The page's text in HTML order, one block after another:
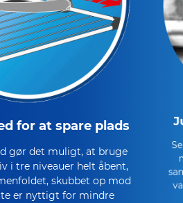
for at spare plads
gør det muligt, at bruge
i tre niveauer helt åbent,
skubbet op mod
er nyttigt for mindre